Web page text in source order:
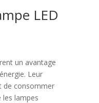
LED
un avantage
Leur
de consommer
les lampes